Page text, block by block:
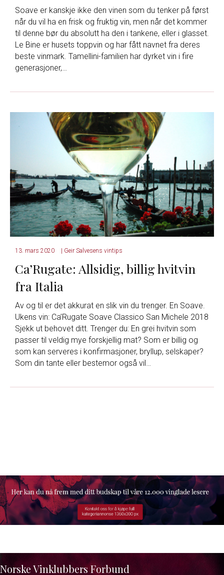
Soave er kanskje ikke den vinen som du tenker på først
når du vil ha en frisk og fruktig vin, men når det kommer
til denne bør du absolutt ha den i tankene, eller i glasset.
Le Bine er husets toppvin og har fått navnet fra deres
beste vinmark. Tamellini-familien har dyrket vin i fire
generasjoner,…
13. mars 2020 Geir Salvesens vintips
Ca’Rugate: Allsidig, billig hvitvin
fra Italia
Av og til er det akkurat en slik vin du trenger. En Soave.
Ukens vin: Ca’Rugate Soave Classico San Michele 2018
Sjekk ut behovet ditt. Trenger du: En grei hvitvin som
passer til veldig mye forskjellig mat? Som er billig og
som kan serveres i konfirmasjoner, bryllup, selskaper?
Som din tante eller bestemor også vil…
Norske Vinklubbers Forbund